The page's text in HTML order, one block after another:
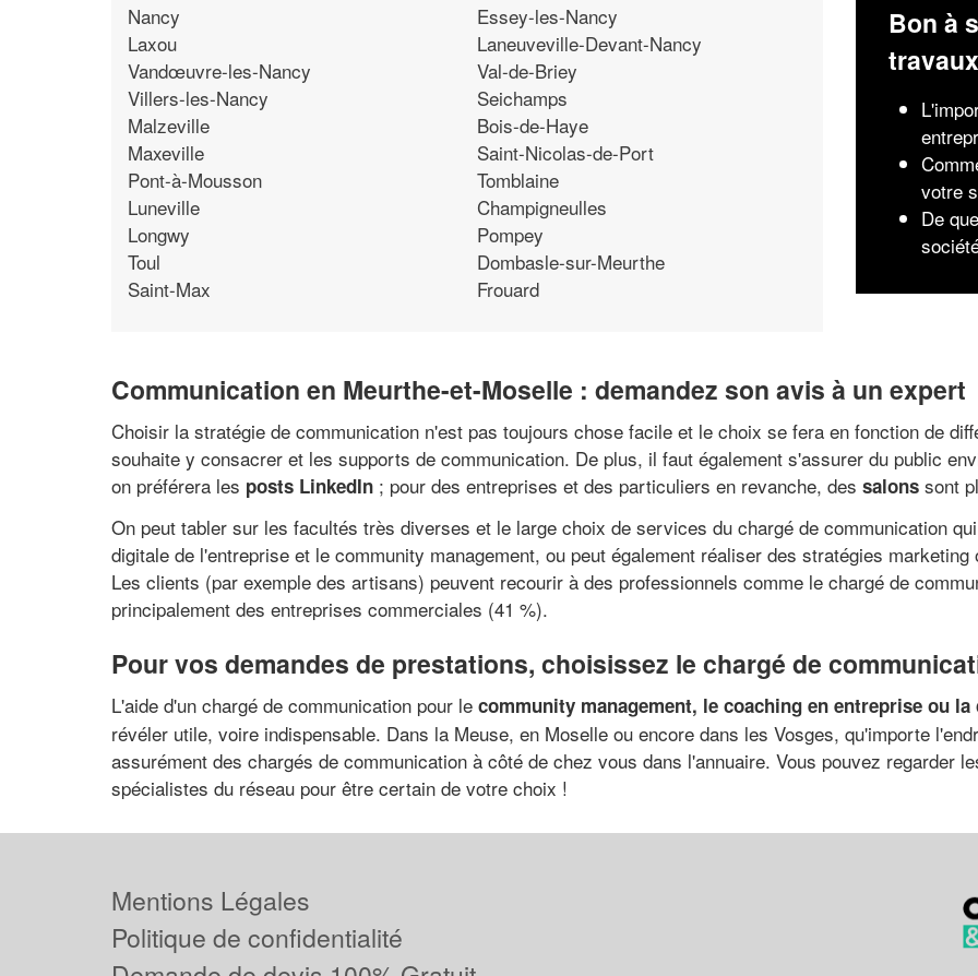
Nancy
Laxou
Vandœuvre-les-Nancy
Villers-les-Nancy
Malzeville
Maxeville
Pont-à-Mousson
Luneville
Longwy
Toul
Saint-Max
Essey-les-Nancy
Laneuveville-Devant-Nancy
Val-de-Briey
Seichamps
Bois-de-Haye
Saint-Nicolas-de-Port
Tomblaine
Champigneulles
Pompey
Dombasle-sur-Meurthe
Frouard
Bon à
travaux
votre
De
Communication en Meurthe-et-Moselle : demandez son avis à un expert
Choisir la stratégie de communication n'est pas toujours chose facile et le choix se fera en fonction de
souhaite y consacrer et les supports de communication. De plus, il faut également s'assurer du public
on préférera les posts LinkedIn ; pour des entreprises et des particuliers en revanche, des salons sont
On peut tabler sur les facultés très diverses et le large choix de services du chargé de communication
digitale de l'entreprise et le community management, ou peut également réaliser des stratégies
Les clients (par exemple des artisans) peuvent recourir à des professionnels comme le chargé de
principalement des entreprises commerciales (41 %).
Pour vos demandes de prestations, choisissez le chargé de
L'aide d'un chargé de communication pour le community management, le coaching en entreprise ou
révéler utile, voire indispensable. Dans la Meuse, en Moselle ou encore dans les Vosges, qu'importe
assurément des chargés de communication à côté de chez vous dans l'annuaire. Vous pouvez regarder
spécialistes du réseau pour être certain de votre choix !
Mentions Légales
Politique de confidentialité